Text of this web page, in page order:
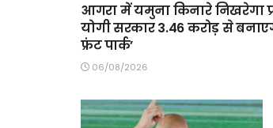
आगरा में यमुना किनारे निखरेगा
योगी सरकार 3.46 करोड़ से
फ्रंट पार्क’
06/08/2026